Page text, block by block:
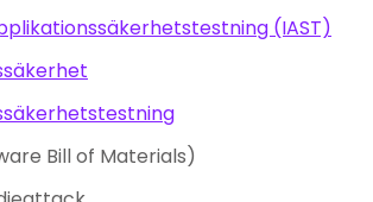
(IAST)
Bill of Materials)